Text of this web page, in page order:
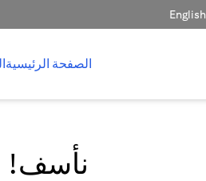
English
الصفحة الرئيسية
نأسف!